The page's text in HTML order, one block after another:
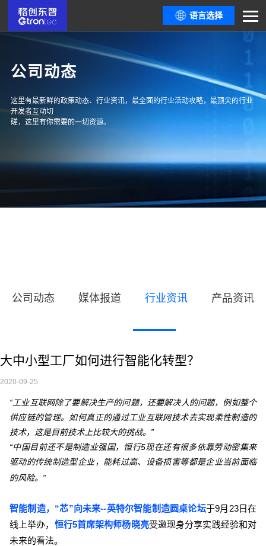
语言选择
公司动态
这里有最新鲜的政策动态、行业资讯，最全面的行业活动攻略，最顶尖的行业
开发者互动切
磋，这里有你需要的一切资源。
公司动态 媒体报道 行业资讯 产品资讯
大中小型工厂如何进行智能化转型？
2020-09-25
“工业互联网除了要解决生产的问题，还要解决人的问题，例如整个
供应链的管理。如何真正的通过工业互联网技术去实现柔性制造的
技术，这是目前技术上比较大的挑战。”
“中国目前还不是制造业强国，恒行5现在还有很多依靠劳动密集来
驱动的传统制造型企业，能耗过高、设备损害等都是企业当前面临
的风险。”
智能制造，“芯”向未来--英特尔智能制造圆桌论坛于9月23日在
线上举办， 恒行5首席架构师杨晓亮受邀现身分享实践经验和对
未来的看法。